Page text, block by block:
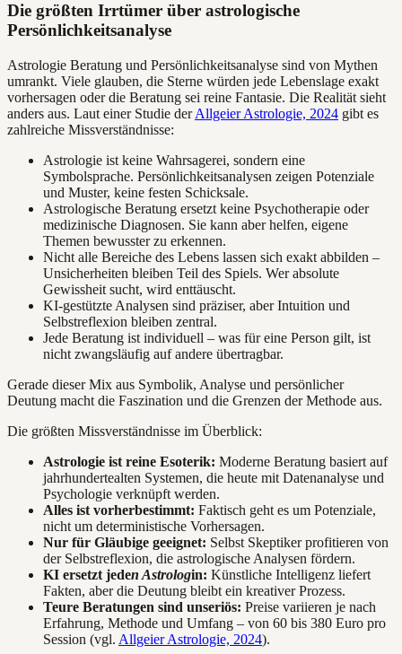
Die größten Irrtümer über astrologische
Persönlichkeitsanalyse
Astrologie Beratung und Persönlichkeitsanalyse sind von Mythen
umrankt. Viele glauben, die Sterne würden jede Lebenslage exakt
vorhersagen oder die Beratung sei reine Fantasie. Die Realität sieht
anders aus. Laut einer Studie derAllgeier Astrologie, 2024 gibt es
zahlreiche Missverständnisse:
Astrologie ist keine Wahrsagerei, sondern eine
Symbolsprache. Persönlichkeitsanalysen zeigen Potenziale
und Muster, keine festen Schicksale.
Astrologische Beratung ersetzt keine Psychotherapie oder
medizinische Diagnosen. Sie kann aber helfen, eigene
Themen bewusster zu erkennen.
Nicht alle Bereiche des Lebens lassen sich exakt abbilden –
Unsicherheiten bleiben Teil des Spiels. Wer absolute
Gewissheit sucht, wird enttäuscht.
KI-gestützte Analysen sind präziser, aber Intuition und
Selbstreflexion bleiben zentral.
Jede Beratung ist individuell – was für eine Person gilt, ist
nicht zwangsläufig auf andere übertragbar.
Gerade dieser Mix aus Symbolik, Analyse und persönlicher
Deutung macht die Faszination und die Grenzen der Methode aus.
Die größten Missverständnisse im Überblick:
Astrologie ist reine Esoterik: Moderne Beratung basiert auf
jahrhundertealten Systemen, die heute mit Datenanalyse und
Psychologie verknüpft werden.
Alles ist vorherbestimmt: Faktisch geht es um Potenziale,
nicht um deterministische Vorhersagen.
Nur für Gläubige geeignet: Selbst Skeptiker profitieren von
der Selbstreflexion, die astrologische Analysen fördern.
KI ersetzt jeden Astrologin: Künstliche Intelligenz liefert
Fakten, aber die Deutung bleibt ein kreativer Prozess.
Teure Beratungen sind unseriös: Preise variieren je nach
Erfahrung, Methode und Umfang – von 60 bis 380 Euro pro
Session (vgl. Allgeier Astrologie, 2024).